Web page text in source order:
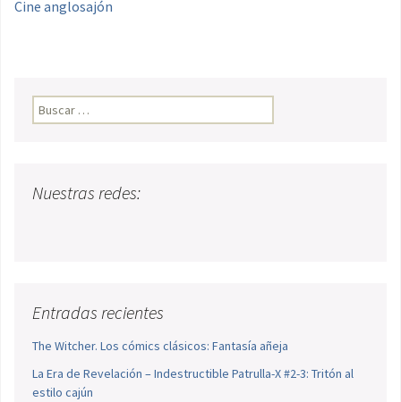
Cine anglosajón
Buscar:
Nuestras redes:
Entradas recientes
The Witcher. Los cómics clásicos: Fantasía añeja
La Era de Revelación – Indestructible Patrulla-X #2-3: Tritón al
estilo cajún